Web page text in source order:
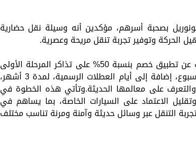
بصحبة أسرهم، مؤكدين أنه وسيلة نقل حضارية
وتوفير تجربة تنقل مريحة وعصرية.
وفي سياق متصل، كانت وزارة النقل المصرية قد أعلنت عن تطبيق خصم بنسبة 50% على تذاكر المرحلة الأولى
من مونوريل شرق النيل، أيام الجمعة والسبت من كل أسبوع، إضافة إلى أيام العطلات الرسمية، لمدة 3 أشهر،
على معالمها الحديثة.وتأتي هذه الخطوة في
الاعتماد على السيارات الخاصة، بما يساهم في
التنقل عبر وسائل حديثة وآمنة ومرنة تناسب مختلف